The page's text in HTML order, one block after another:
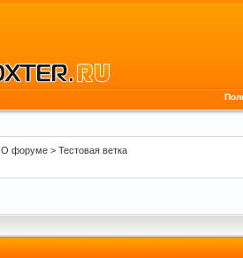
О форуме > Тестовая ветка